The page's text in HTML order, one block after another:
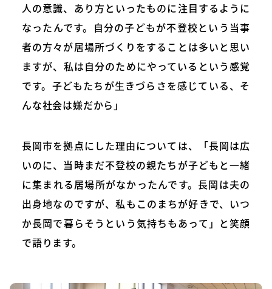
人の意識、あり方といったものに注目するように
なったんです。自分の子どもが不登校という当事
者の方々が居場所づくりをすることは多いと思い
ますが、私は自分のためにやっているという感覚
です。子どもたちが生きづらさを感じている、そ
んな社会は嫌だから」
長岡市を拠点にした理由については、「長岡は広
いのに、当時まだ不登校の親たちが子どもと一緒
に集まれる居場所がなかったんです。長岡は夫の
出身地なのですが、私もこのまちが好きで、いつ
か長岡で暮らそうという気持ちもあって」と笑顔
で語ります。